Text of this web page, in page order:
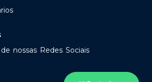
nossas Redes Sociais